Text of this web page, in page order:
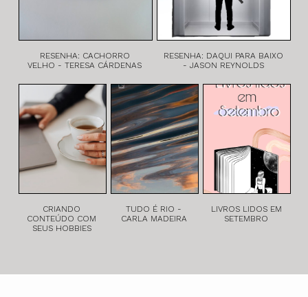
RESENHA: CACHORRO
VELHO - TERESA CÁRDENAS
RESENHA: DAQUI PARA BAIXO
- JASON REYNOLDS
CRIANDO
CONTEÚDO COM
SEUS HOBBIES
TUDO É RIO -
CARLA MADEIRA
LIVROS LIDOS EM
SETEMBRO